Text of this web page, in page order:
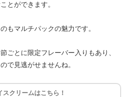
とができます。
もマルチパックの魅力です。
ごとに限定フレーバー入りもあり、
で見逃がせませんね。
クリームはこちら！